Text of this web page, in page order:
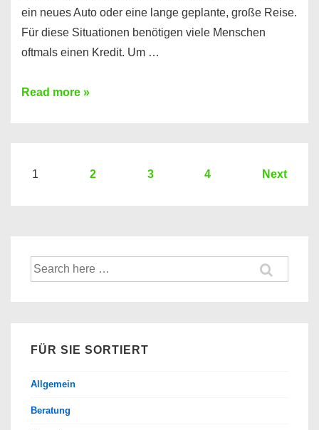
ein neues Auto oder eine lange geplante, große Reise.
Für diese Situationen benötigen viele Menschen
oftmals einen Kredit. Um …
Brauchen
Summe
Euro
Read more »
Seitennummerierung
1 2 3 4 Next
Suche
nach:
FÜR SIE SORTIERT
Allgemein
Beratung